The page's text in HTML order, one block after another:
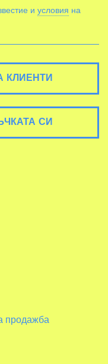
и условия
КЛИЕНТИ
СИ
продажба